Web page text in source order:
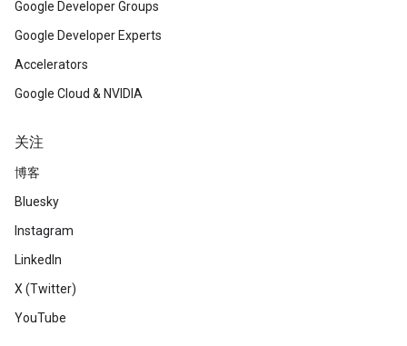
Google Developer Groups
Google Developer Experts
Accelerators
Google Cloud & NVIDIA
关注
博客
Bluesky
Instagram
LinkedIn
X (Twitter)
YouTube